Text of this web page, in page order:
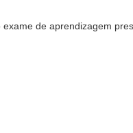
de aprendizagem